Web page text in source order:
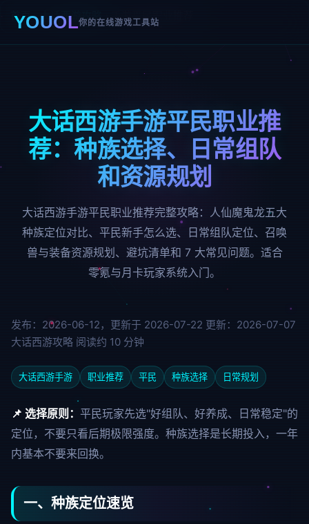
YOUOL你的在线游戏工具站
首页 › 大话西游攻略 › 手游平民职业推荐
大话西游手游平民职业推
荐：种族选择、日常组队
和资源规划
大话西游手游平民职业推荐完整攻略：人仙魔鬼龙五大
种族定位对比、平民新手怎么选、日常组队定位、召唤
兽与装备资源规划、避坑清单和 7 大常见问题。适合
零氪与月卡玩家系统入门。
发布：2026-06-12，更新于 2026-07-22 更新：2026-07-07
大话西游攻略 阅读约 10 分钟
大话西游手游 职业推荐 平民 种族选择 日常规划
📌 选择原则： 平民玩家先选"好组队、好养成、日常稳定"的
定位，不要只看后期极限强度。种族选择是长期投入，一年
内基本不要来回换。
一、种族定位速览